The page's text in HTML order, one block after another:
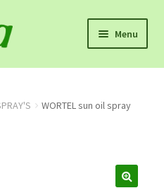
Menu
WORTEL sun oil spray